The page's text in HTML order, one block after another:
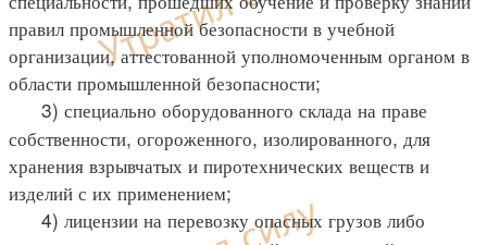
правил промышленной безопасности в учебной
организации, аттестованной уполномоченным органом в
области промышленной безопасности;
3) специально оборудованного склада на праве
собственности, огороженного, изолированного, для
хранения взрывчатых и пиротехнических веществ и
изделий с их применением;
4) лицензии на перевозку опасных грузов либо